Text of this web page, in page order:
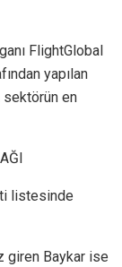
FlightGlobal
yapılan
en
listesinde
giren Baykar ise